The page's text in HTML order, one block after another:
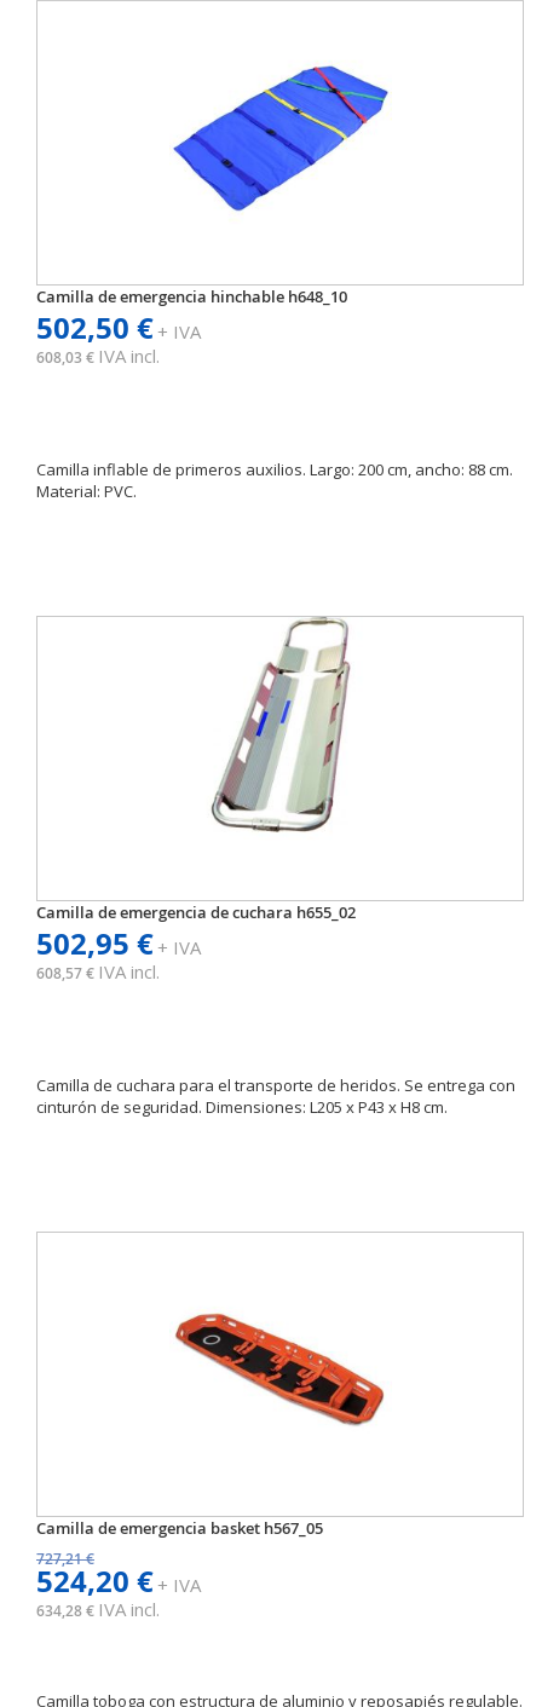
Camilla de emergencia hinchable h648_10
502,50 €+ IVA
608,03 € IVA incl.
Camilla inflable de primeros auxilios. Largo: 200 cm, ancho: 88 cm.
Material: PVC.
Camilla de emergencia de cuchara h655_02
502,95 €+ IVA
608,57 € IVA incl.
Camilla de cuchara para el transporte de heridos. Se entrega con
cinturón de seguridad. Dimensiones: L205 x P43 x H8 cm.
Camilla de emergencia basket h567_05
727,21 €
524,20 €+ IVA
634,28 € IVA incl.
Camilla toboga con estructura de aluminio y reposapiés regulable.